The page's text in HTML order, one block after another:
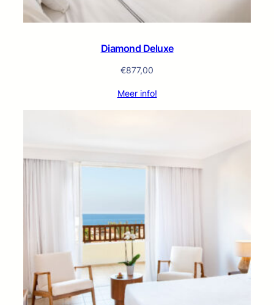
Diamond Deluxe
€877,00
Meer info!